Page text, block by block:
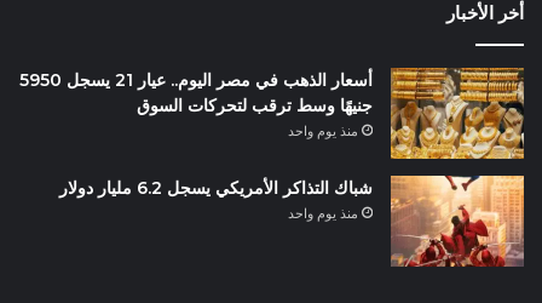
أخر الأخبار
أسعار الذهب في مصر اليوم.. عيار 21 يسجل 5950
جنيهًا وسط ترقب لتحركات السوق
منذ يوم واحد
شباك التذاكر الأمريكي يسجل 6.2 مليار دولار
منذ يوم واحد